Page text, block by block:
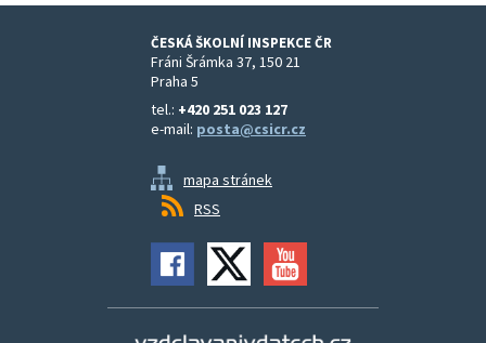
ČESKÁ ŠKOLNÍ INSPEKCE ČR
Fráni Šrámka 37, 150 21
Praha 5
tel.: +420 251 023 127
e-mail: posta@csicr.cz
mapa stránek
RSS